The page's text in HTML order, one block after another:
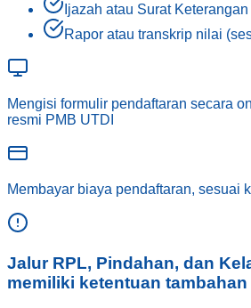
Ijazah atau Surat
Rapor atau transkrip nilai
Mengisi formulir pendaftaran secara
resmi PMB UTDI
Membayar biaya pendaftaran, sesuai
Jalur RPL, Pindahan, dan
memiliki ketentuan